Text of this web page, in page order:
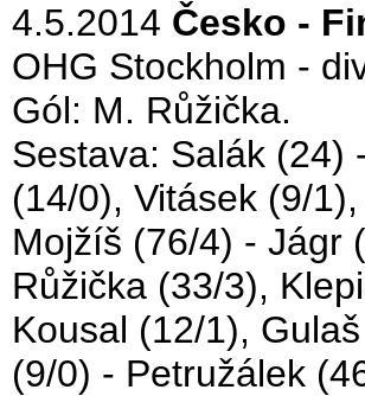
4.5.2014 Česko -
OHG Stockholm -
Gól: M. Růžička.
Sestava: Salák (24)
(14/0), Vitásek (9/
Mojžíš (76/4) - Jágr
Růžička (33/3),
Kousal (12/1),
(9/0) - Petružálek